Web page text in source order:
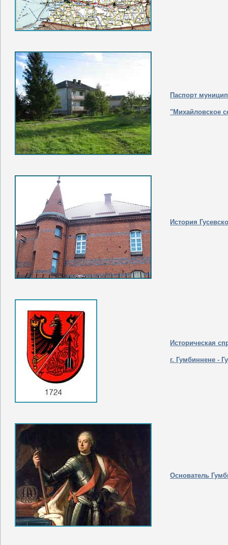
Паспорт
"Михайловское
История
Историческая
г. Гумбиннене -
Основатель